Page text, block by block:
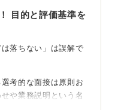
目的と評価基準を
は落ちない」は誤解で
考的な面接は原則お
や業務説明という名